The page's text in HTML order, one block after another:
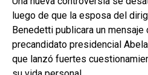
luego de que la esposa del
Benedetti publicara un
precandidato presidencial
que lanzó fuertes